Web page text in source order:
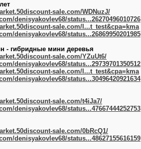
sale.com/WDNuzJ/
denisyakovlev68/status...26270496010726
sale.com/l...t_test&cpa=kma
denisyakovlev68/status...26869950201985
- гибридные мини деревья
sale.com/YZuUt6/
denisyakovlev68/status...29739701350512
sale.com/l...t_test&cpa=kma
denisyakovlev68/status...30496420921634
sale.com/t4iJa7/
denisyakovlev68/status...47667444252753
sale.com/0bRcQ1/
denisyakovlev68/status...48627155616159